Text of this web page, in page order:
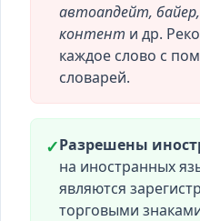
автоапдейт,
контент и др.
каждое слово с
словарей.
✓Разрешены
на иностранных
являются
торговыми